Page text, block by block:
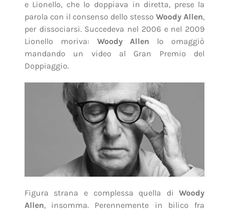
e Lionello, che lo doppiava in diretta, prese la
parola con il consenso dello stessoWoody Allen,
per dissociarsi. Succedeva nel 2006 e nel 2009
Lionello moriva: Woody Allen lo omaggiò
mandando un video al Gran Premio del
Doppiaggio.
Figura strana e complessa quella diWoody
Allen, insomma. Perennemente in bilico fra